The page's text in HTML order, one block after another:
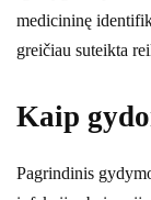
medicininę
greičiau suteikta
Kaip
Pagrindinis